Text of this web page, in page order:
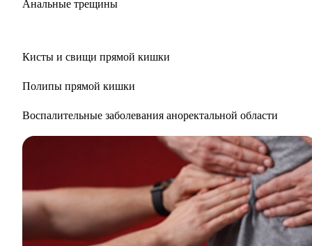
Анальные трещины
Кисты и свищи прямой кишки
Полипы прямой кишки
Воспалительные заболевания аноректальной области